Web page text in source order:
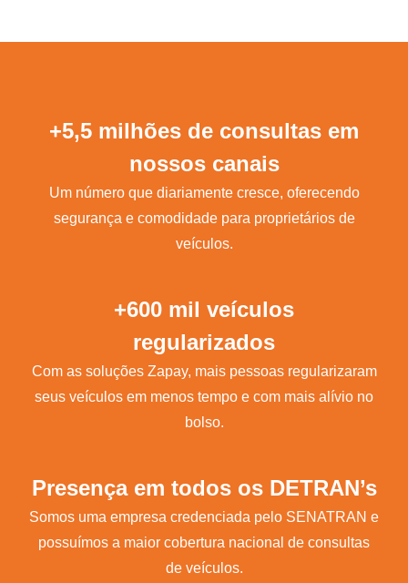
+5,5 milhões de consultas em
nossos canais
Um número que diariamente cresce, oferecendo
segurança e comodidade para proprietários de
veículos.
+600 mil veículos
regularizados
Com as soluções Zapay, mais pessoas regularizaram
seus veículos em menos tempo e com mais alívio no
bolso.
Presença em todos os DETRAN’s
Somos uma empresa credenciada pelo SENATRAN e
possuímos a maior cobertura nacional de consultas
de veículos.